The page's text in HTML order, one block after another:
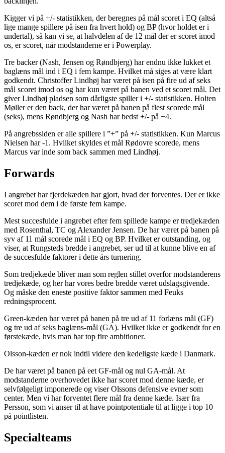
Kigger vi på +/- statistikken, der beregnes på mål scoret i EQ (altså
lige mange spillere på isen fra hvert hold) og BP (hvor holdet er i
undertal), så kan vi se, at halvdelen af de 12 mål der er scoret imod
os, er scoret, når modstanderne er i Powerplay.
Tre backer (Nash, Jensen og Røndbjerg) har endnu ikke lukket et
baglæns mål ind i EQ i fem kampe. Hvilket må siges at være klart
godkendt. Christoffer Lindhøj har været på isen på fire ud af seks
mål scoret imod os og har kun været på banen ved et scoret mål. Det
giver Lindhøj pladsen som dårligste spiller i +/- statistikken. Holten
Møller er den back, der har været på banen på flest scorede mål
(seks), mens Røndbjerg og Nash har bedst +/- på +4.
På angrebssiden er alle spillere i ”+” på +/- statistikken. Kun Marcus
Nielsen har -1. Hvilket skyldes et mål Rødovre scorede, mens
Marcus var inde som back sammen med Lindhøj.
Forwards
I angrebet har fjerdekæden har gjort, hvad der forventes. Der er ikke
scoret mod dem i de første fem kampe.
Mest succesfulde i angrebet efter fem spillede kampe er tredjekæden
med Rosenthal, TC og Alexander Jensen. De har været på banen på
syv af 11 mål scorede mål i EQ og BP. Hvilket er outstanding, og
viser, at Rungsteds bredde i angrebet, ser ud til at kunne blive en af
de succesfulde faktorer i dette års turnering.
Som tredjekæde bliver man som reglen stillet overfor modstanderens
tredjekæde, og her har vores bedre bredde været udslagsgivende.
Og måske den eneste positive faktor sammen med Feuks
redningsprocent.
Green-kæden har været på banen på tre ud af 11 forlæns mål (GF)
og tre ud af seks baglæns-mål (GA). Hvilket ikke er godkendt for en
førstekæde, hvis man har top fire ambitioner.
Olsson-kæden er nok indtil videre den kedeligste kæde i Danmark.
De har været på banen på eet GF-mål og nul GA-mål. At
modstanderne overhovedet ikke har scoret mod denne kæde, er
selvfølgeligt imponerede og viser Olssons defensive evner som
center. Men vi har forventet flere mål fra denne kæde. Især fra
Persson, som vi anser til at have pointpotentiale til at ligge i top 10
på pointlisten.
Specialteams